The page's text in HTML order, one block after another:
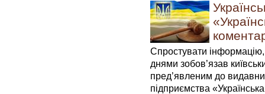
Спростувати
днями зобов’язав
пред’явленим до
підприємства